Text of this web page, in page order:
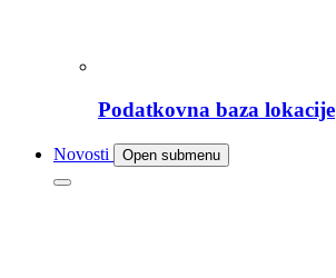
Podatkovna baza lokacije
Novosti Open submenu